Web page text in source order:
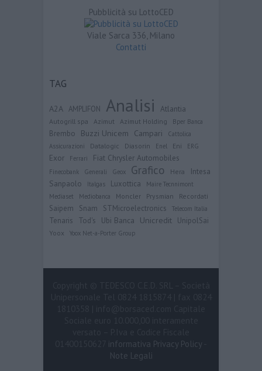
Pubblicità su LottoCED
Viale Sarca 336, Milano
Contatti
TAG
A2A AMPLIFON Analisi Atlantia
Autogrill spa Azimut Azimut Holding Bper Banca
Brembo Buzzi Unicem Campari
Cattolica
Assicurazioni
Datalogic Diasorin Enel Eni ERG
Exor Ferrari Fiat Chrysler Automobiles
Finecobank Generali Geox Grafico Hera
Intesa
Sanpaolo
Italgas Luxottica
Maire Tecnnimont
Mediaset
Mediobanca Moncler Prysmian Recordati
Saipem Snam STMicroelectronics Telecom Italia
Tenaris Tod's Ubi Banca Unicredit UnipolSai
Yoox Yoox Net-a-Porter Group
informativa Privacy Policy
Note Legali